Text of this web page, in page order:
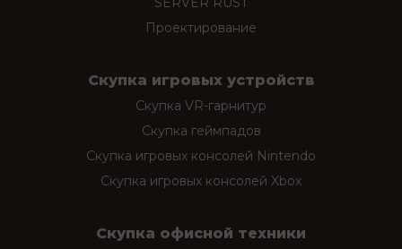
Проектирование
Скупка игровых устройств
Скупка VR-гарнитур
Скупка геймпадов
Скупка игровых консолей Nintendo
Скупка игровых консолей Xbox
Скупка офисной техники